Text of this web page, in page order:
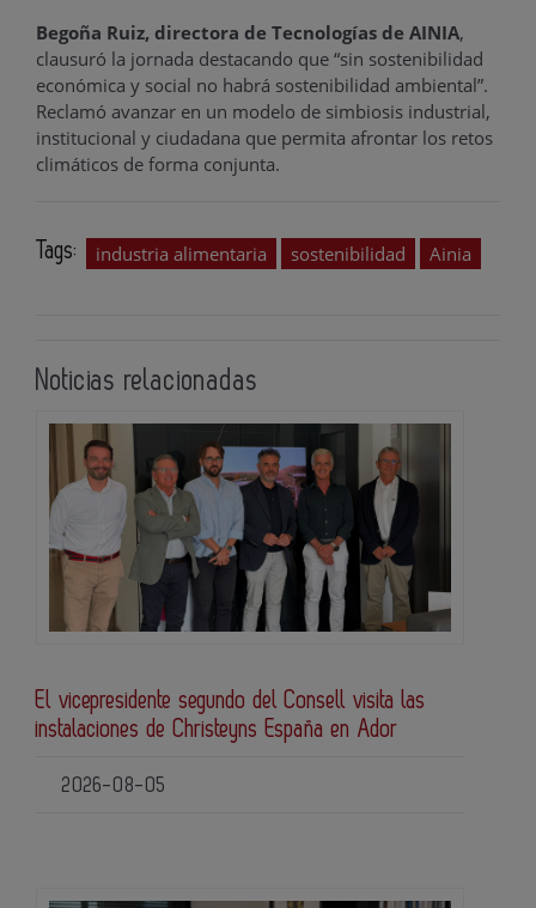
Begoña Ruiz, directora de Tecnologías de AINIA,
clausuró la jornada destacando que “sin sostenibilidad
económica y social no habrá sostenibilidad ambiental”.
Reclamó avanzar en un modelo de simbiosis industrial,
institucional y ciudadana que permita afrontar los retos
climáticos de forma conjunta.
Tags: industria alimentaria sostenibilidad Ainia
Noticias relacionadas
El vicepresidente segundo del Consell visita las
instalaciones de Christeyns España en Ador
2026-08-05